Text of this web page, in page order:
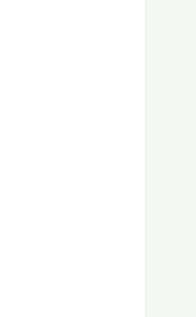
met
heeft deze
en
zijn